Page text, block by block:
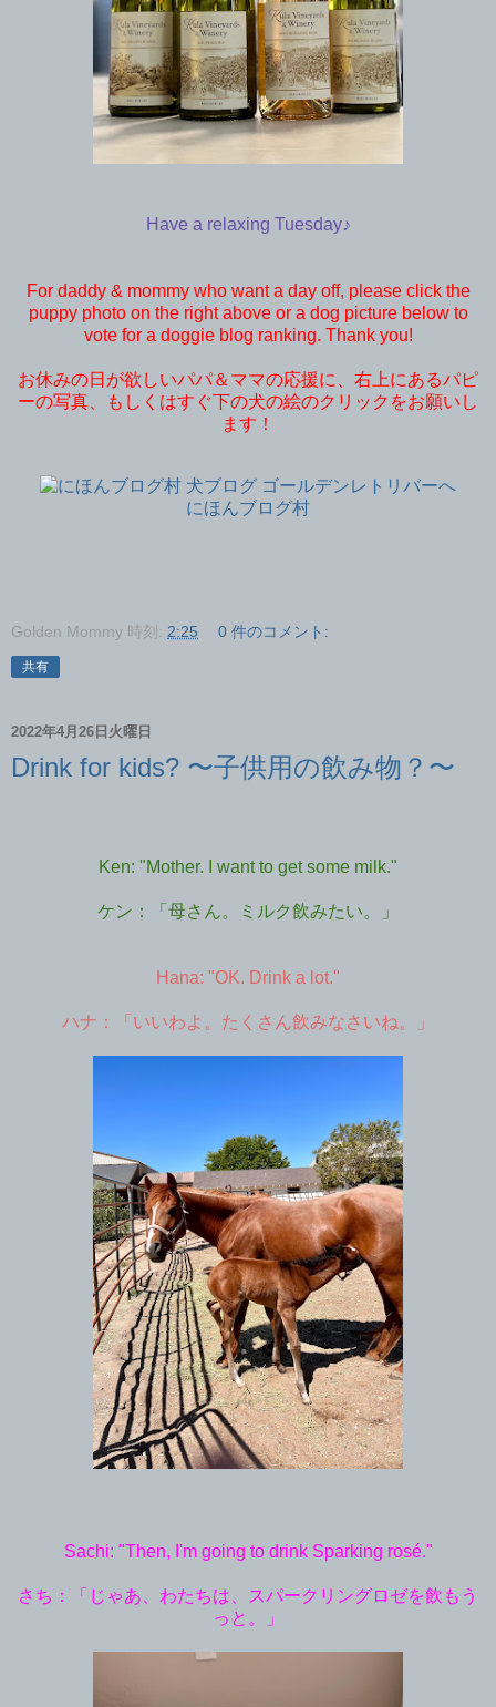
Have a relaxing Tuesday♪
For daddy & mommy who want a day off, please click the
puppy photo on the right above or a dog picture below to
vote for a doggie blog ranking. Thank you!
お休みの日が欲しいパパ＆ママの応援に、右上にあるパピ
ーの写真、もしくはすぐ下の犬の絵のクリックをお願いし
ます！
にほんブログ村
Golden Mommy 時刻: 2:25 0 件のコメント:
共有
2022年4月26日火曜日
Drink for kids? 〜子供用の飲み物？〜
Ken: "Mother. I want to get some milk."
ケン：「母さん。ミルク飲みたい。」
Hana: "OK. Drink a lot."
ハナ：「いいわよ。たくさん飲みなさいね。」
Sachi: "Then, I'm going to drink Sparking rosé."
さち：「じゃあ、わたちは、スパークリングロゼを飲もう
っと。」